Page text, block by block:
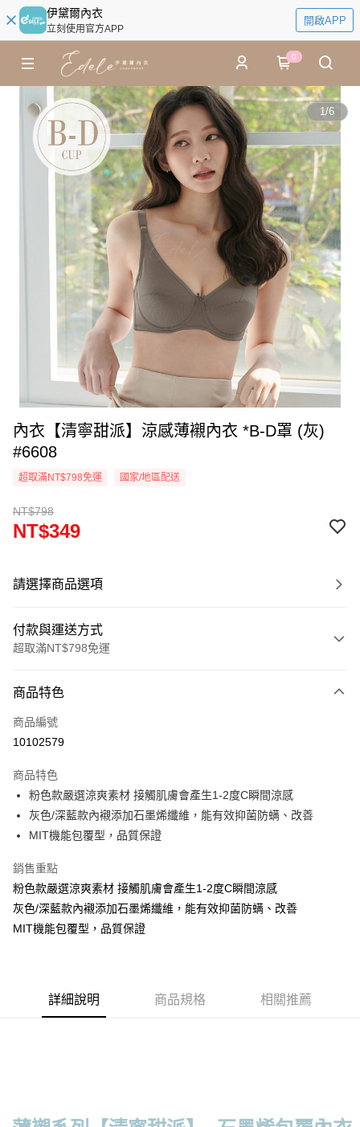
伊黛爾內衣
立刻使用官方APP
開啟APP
0
1/6
內衣【清寧甜派】涼感薄襯內衣 *B-D罩 (灰)
#6608
超取滿NT$798免運 國家/地區配送
NT$798
NT$349
請選擇商品選項
付款與運送方式
超取滿NT$798免運
信用卡一次付款
超商取貨付款
Apple Pay
街口支付
ATM付款
貨到付款
每筆NT$70，滿NT$799(含以上)免運費
商品特色
商品編號
10102579
商品特色
粉色款嚴選涼爽素材 接觸肌膚會產生1-2度C瞬間涼感
灰色/深藍款內襯添加石墨烯纖維，能有效抑菌防螨、改善
MIT機能包覆型，品質保證
銷售重點
粉色款嚴選涼爽素材 接觸肌膚會產生1-2度C瞬間涼感
灰色/深藍款內襯添加石墨烯纖維，能有效抑菌防螨、改善
MIT機能包覆型，品質保證
詳細說明 商品規格 相關推薦